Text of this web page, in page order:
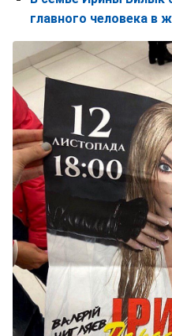
главного человека в